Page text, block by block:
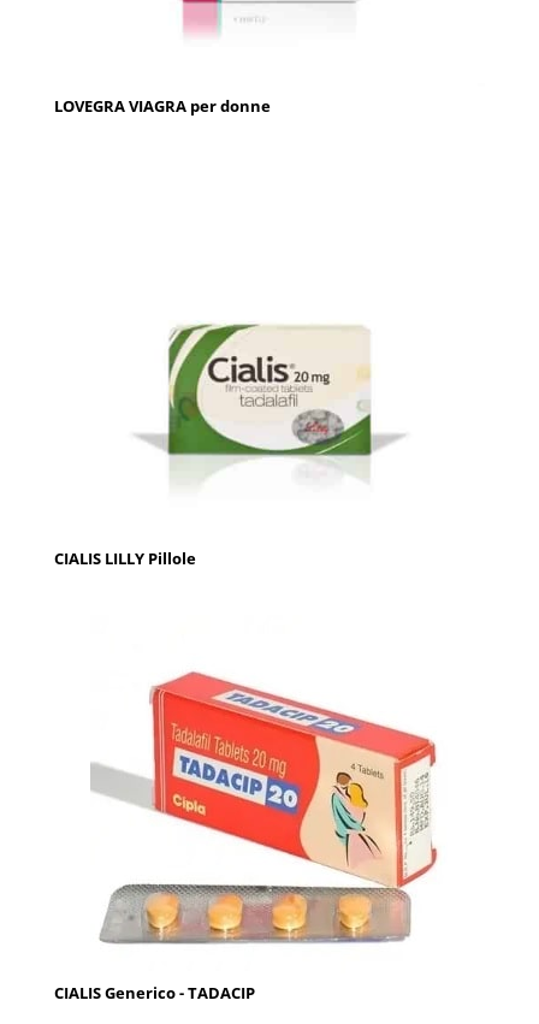
LOVEGRA VIAGRA per donne
CIALIS LILLY Pillole
CIALIS Generico - TADACIP